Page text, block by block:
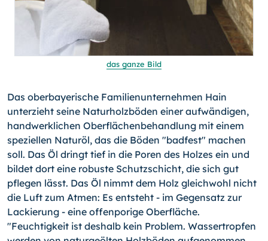
das ganze Bild
Das oberbayerische Familienunternehmen Hain
unterzieht seine Naturholzböden einer aufwändigen,
handwerklichen Oberflächenbehandlung mit einem
speziellen Naturöl, das die Böden "badfest" machen
soll. Das Öl dringt tief in die Poren des Holzes ein und
bildet dort eine robuste Schutzschicht, die sich gut
pflegen lässt. Das Öl nimmt dem Holz gleichwohl nicht
die Luft zum Atmen: Es entsteht - im Gegensatz zur
Lackierung - eine offenporige Oberfläche.
"Feuchtigkeit ist deshalb kein Problem. Wassertropfen